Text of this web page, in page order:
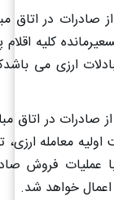
در اتاق
کلیه
ارزی می
در اتاق
معامله
عملیات فروش
خواهد شد.